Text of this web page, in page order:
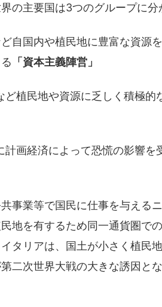
の主要国は3つのグループに分
自国内や植民地に豊富な資源
「資本主義陣営」
植民地や資源に乏しく積極的
画経済によって恐慌の影響を
事業等で国民に仕事を与える
地を有するため同一通貨圏で
タリアは、国土が小さく植民
二次世界大戦の大きな誘因とな